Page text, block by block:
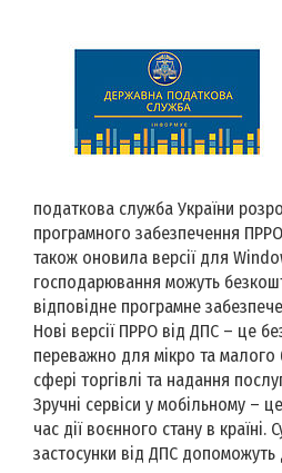
податкова служба України
програмного забезпечення
також оновила версії для
господарювання можуть
відповідне програмне
Нові версії ПРРО від ДПС – це
переважно для мікро та малого
сфері торгівлі та надання
Зручні сервіси у мобільному –
час дії воєнного стану в країні.
застосунки від ДПС